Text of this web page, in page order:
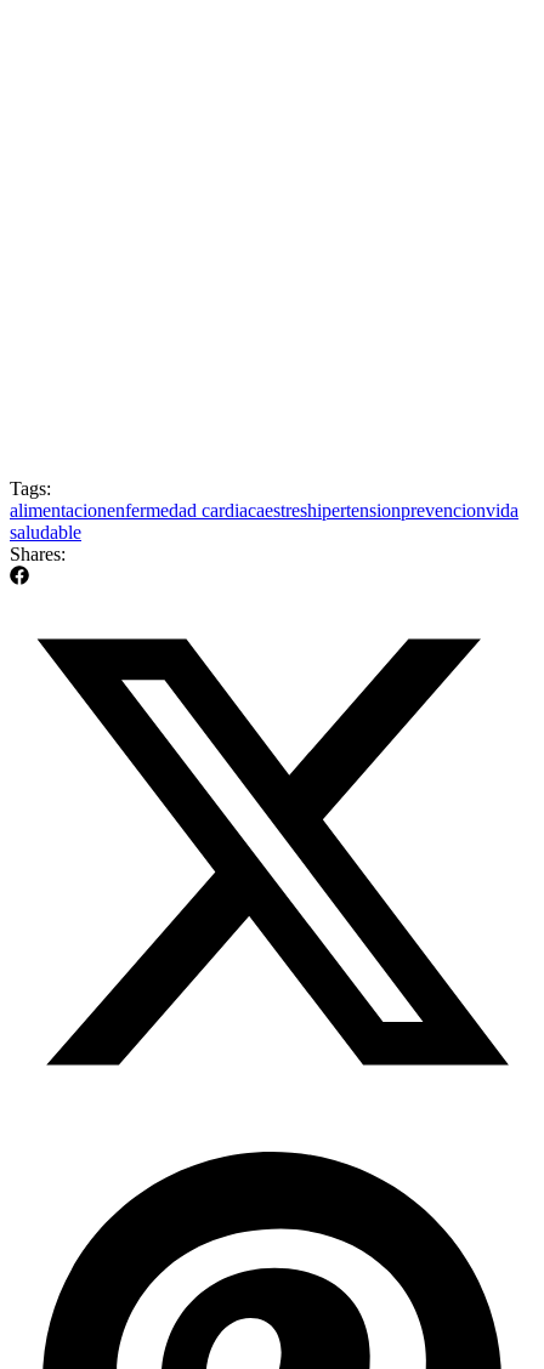
Tags:
alimentacionenfermedad cardiacaestreshipertensionprevencionvida
saludable
Shares: